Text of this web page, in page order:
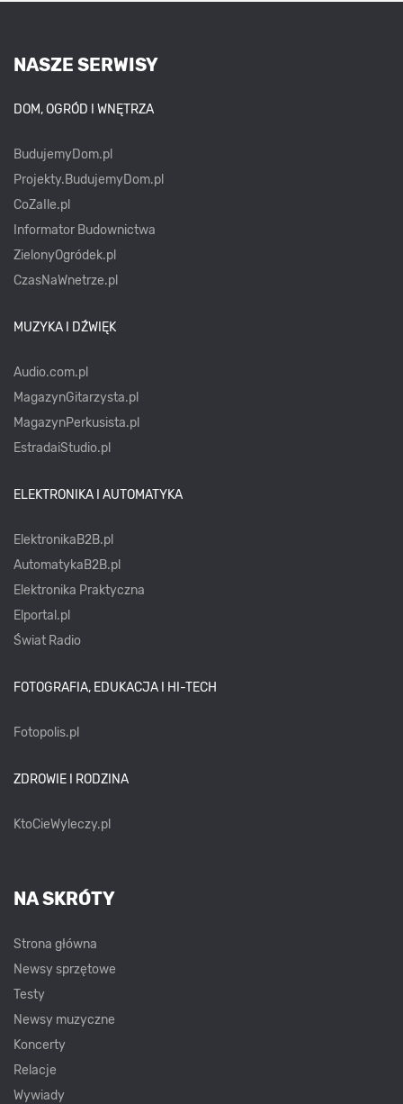
NASZE SERWISY
DOM, OGRÓD I WNĘTRZA
BudujemyDom.pl
Projekty.BudujemyDom.pl
CoZaIle.pl
Informator Budownictwa
ZielonyOgródek.pl
CzasNaWnetrze.pl
MUZYKA I DŹWIĘK
Audio.com.pl
MagazynGitarzysta.pl
MagazynPerkusista.pl
EstradaiStudio.pl
ELEKTRONIKA I AUTOMATYKA
ElektronikaB2B.pl
AutomatykaB2B.pl
Elektronika Praktyczna
Elportal.pl
Świat Radio
FOTOGRAFIA, EDUKACJA I HI-TECH
Fotopolis.pl
ZDROWIE I RODZINA
KtoCieWyleczy.pl
NA SKRÓTY
Strona główna
Newsy sprzętowe
Testy
Newsy muzyczne
Koncerty
Relacje
Wywiady